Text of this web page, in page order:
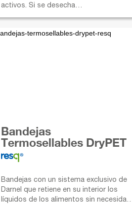
activos. Si se desecha
marinos.
Bandejas
Termosellables DryPET
Bandejas con un sistema exclusivo de
Darnel que retiene en su interior los
líquidos de los alimentos sin necesidad